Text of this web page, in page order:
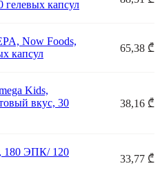
гелевых капсул
Now Foods,
капсул
65,38 ₾
Kids,
вкус, 30
38,16 ₾
180 ЭПК/ 120
33,77 ₾